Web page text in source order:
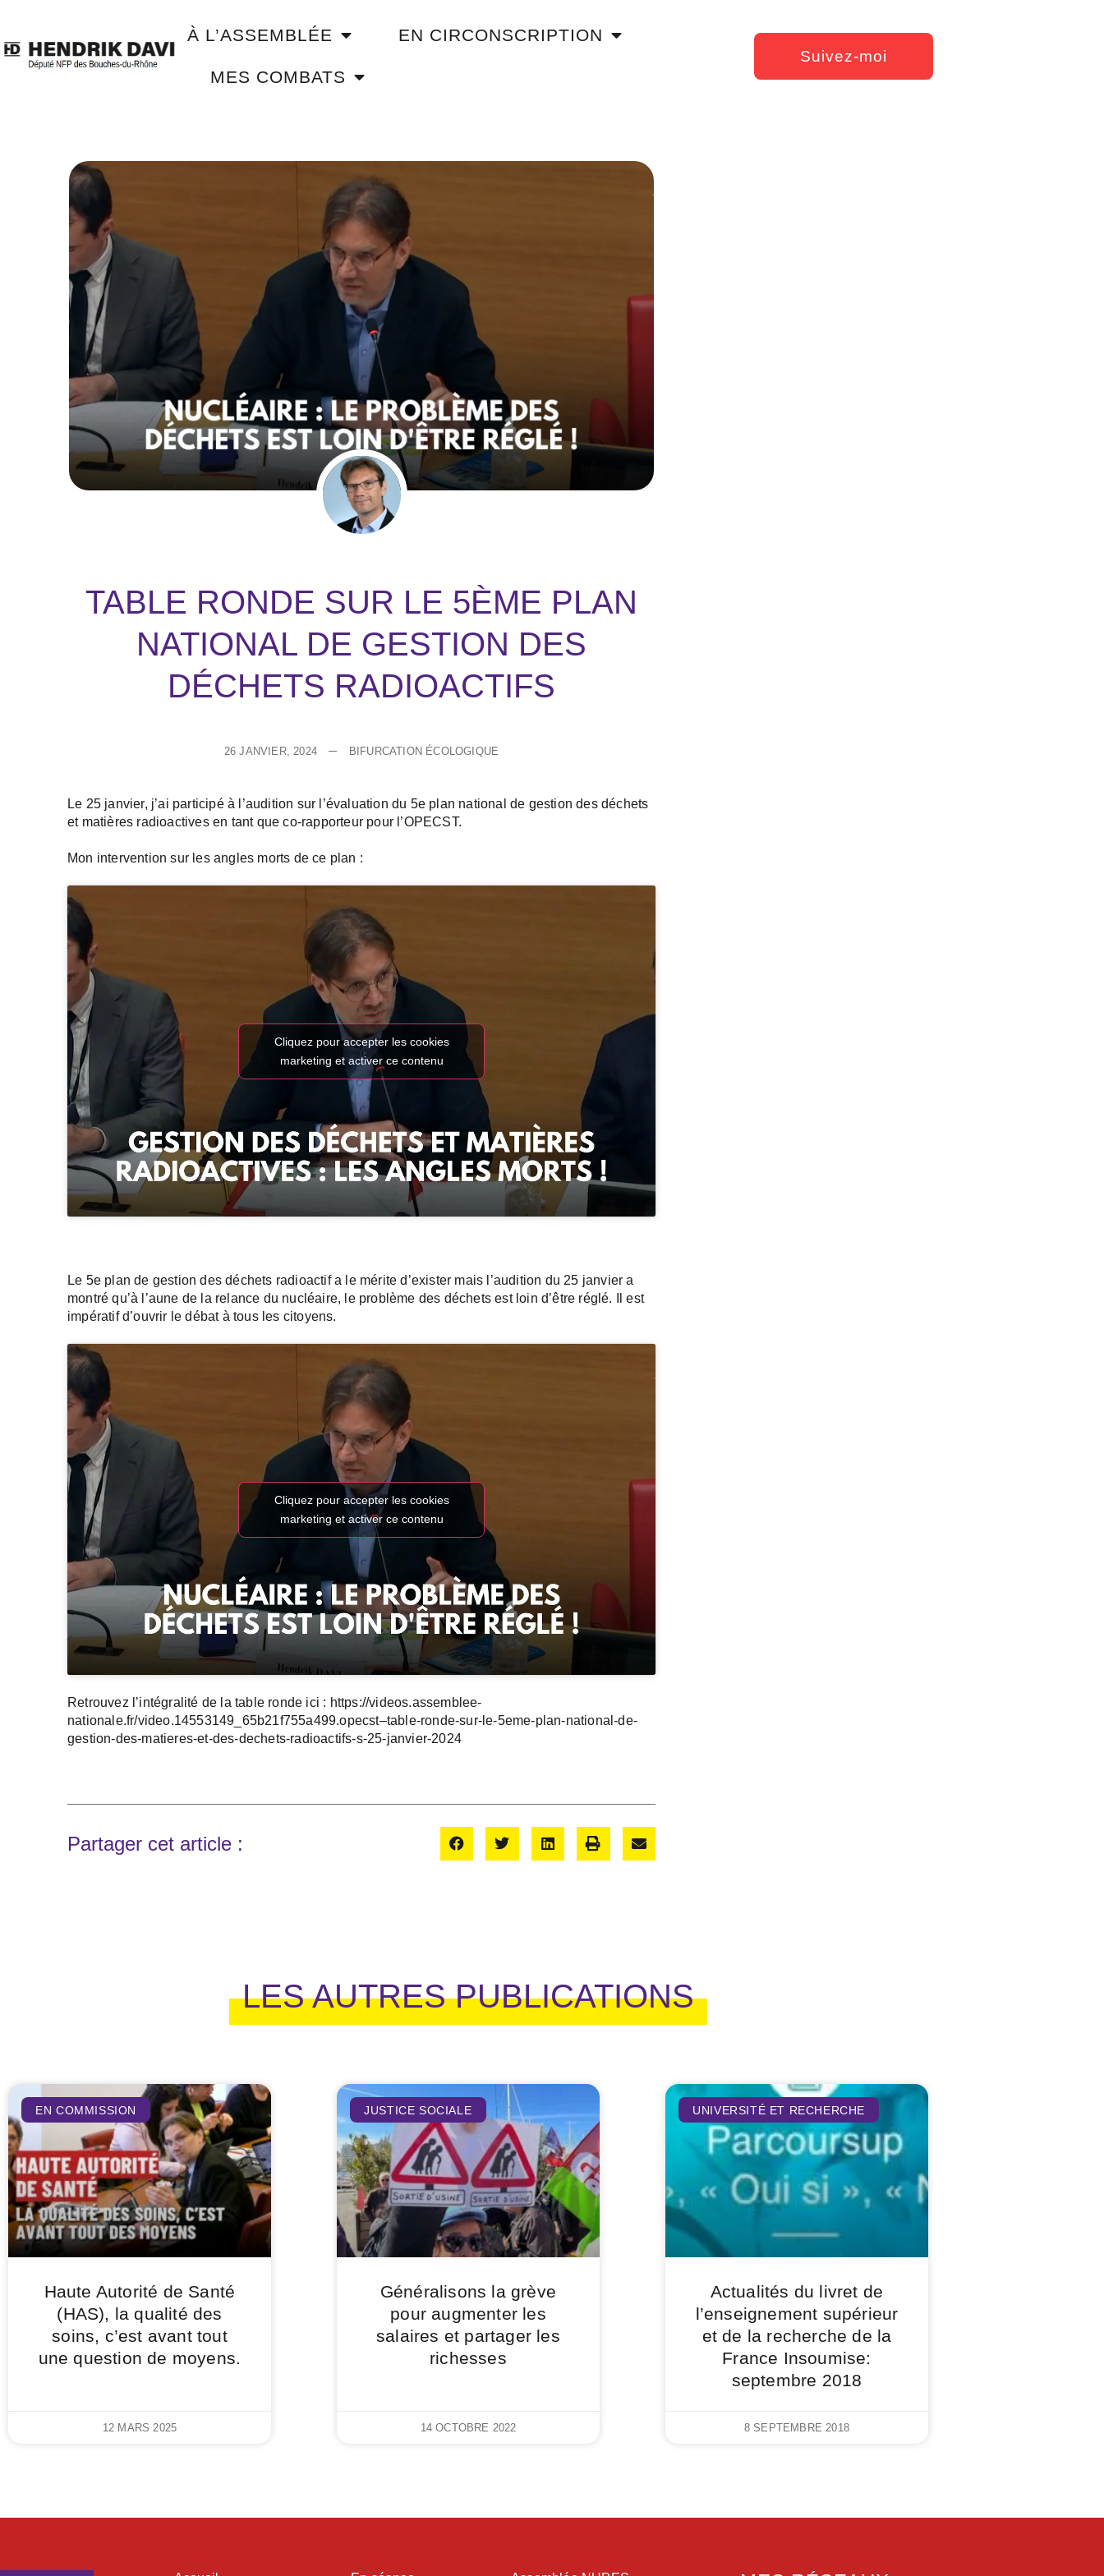
À L’ASSEMBLÉE EN CIRCONSCRIPTION
MES COMBATS
Suivez-moi
TABLE RONDE SUR LE 5ÈME PLAN
NATIONAL DE GESTION DES
DÉCHETS RADIOACTIFS
26 JANVIER, 2024 BIFURCATION ÉCOLOGIQUE
Le 25 janvier, j’ai participé à l’audition sur l’évaluation du 5e plan national de gestion des déchets
et matières radioactives en tant que co-rapporteur pour l’OPECST.
Mon intervention sur les angles morts de ce plan :
Cliquez pour accepter les cookies
marketing et activer ce contenu
Le 5e plan de gestion des déchets radioactif a le mérite d’exister mais l’audition du 25 janvier a
montré qu’à l’aune de la relance du nucléaire, le problème des déchets est loin d’être réglé. Il est
impératif d’ouvrir le débat à tous les citoyens.
Cliquez pour accepter les cookies
marketing et activer ce contenu
Retrouvez l’intégralité de la table ronde ici : https://videos.assemblee-
nationale.fr/video.14553149_65b21f755a499.opecst–table-ronde-sur-le-5eme-plan-national-de-
gestion-des-matieres-et-des-dechets-radioactifs-s-25-janvier-2024
Partager cet article :
LES AUTRES PUBLICATIONS
EN COMMISSION
Haute Autorité de Santé
(HAS), la qualité des
soins, c’est avant tout
une question de moyens.
12 MARS 2025
JUSTICE SOCIALE
Généralisons la grève
pour augmenter les
salaires et partager les
richesses
14 OCTOBRE 2022
UNIVERSITÉ ET RECHERCHE
Actualités du livret de
l’enseignement supérieur
et de la recherche de la
France Insoumise:
septembre 2018
8 SEPTEMBRE 2018